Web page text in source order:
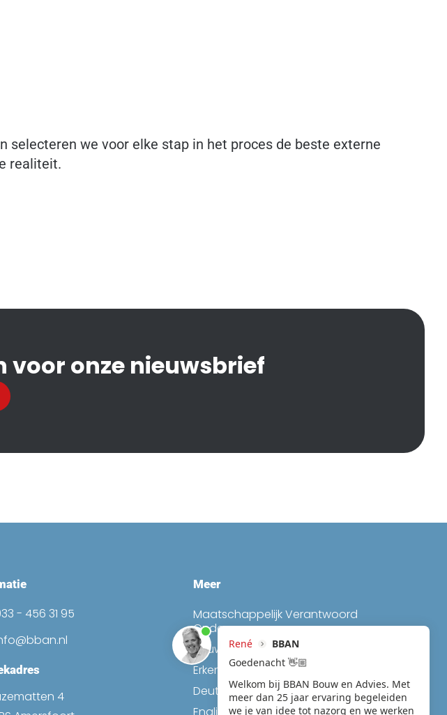
selecteren we voor elke stap in het proces de beste externe
realiteit.
voor onze nieuwsbrief
- 456 31 95
4
Meer
Maatschappelijk Verantwoord
Ondernemen
Bouwmediation
Erkend leerbedrijf
Deutsch
English